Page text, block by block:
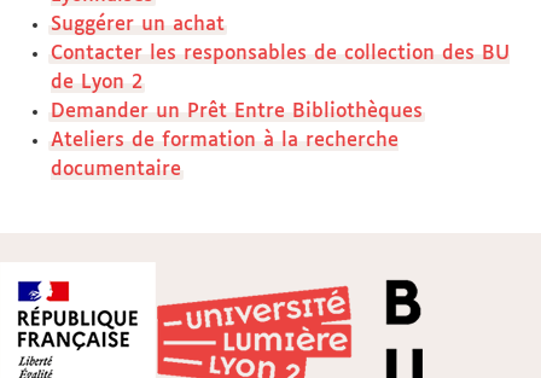
Suggérer un achat
Contacter les responsables de collection des BU
de Lyon 2
Demander un Prêt Entre Bibliothèques
Ateliers de formation à la recherche
documentaire